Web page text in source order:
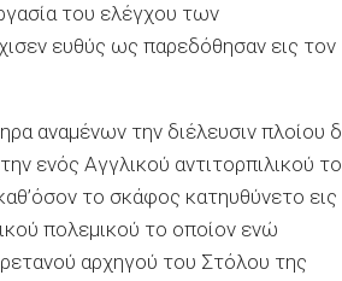
του ελέγχου των
ευθύς ως παρεδόθησαν εις τον
αναμένων την διέλευσιν πλοίου
ενός Αγγλικού αντιτορπιλικού το
το σκάφος κατηυθύνετο εις
πολεμικού το οποίον ενώ
αρχηγού του Στόλου της